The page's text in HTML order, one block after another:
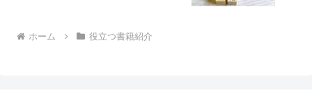
ホーム 役立つ書籍紹介